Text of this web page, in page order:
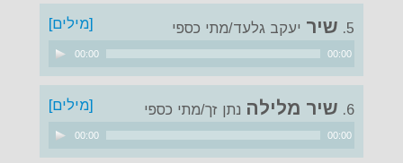
5. שיר יעקב גלעד/מתי כספי
[מילים]
נגן
אודיו
00:00 00:00
6. שיר מלילה נתן זך/מתי כספי
[מילים]
נגן
אודיו
00:00 00:00